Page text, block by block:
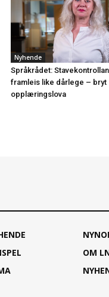
Nyhende
Språkrådet:
framleis like dårlege – bryt
opplæringslova
OM